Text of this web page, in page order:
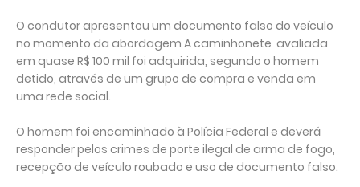
O condutor apresentou um documento falso do veículo
no momento da abordagem A caminhonete avaliada
em quase R$ 100 mil foi adquirida, segundo o homem
detido, através de um grupo de compra e venda em
uma rede social.
O homem foi encaminhado à Polícia Federal e deverá
responder pelos crimes de porte ilegal de arma de fogo,
recepção de veículo roubado e uso de documento falso.